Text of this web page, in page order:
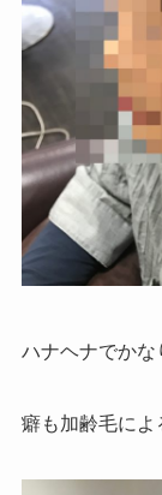
ハナヘナでかな
癖も加齢毛によ